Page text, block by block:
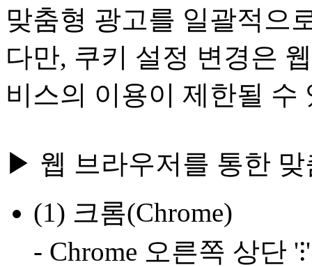
맞춤형 광고를 일괄적으
다만, 쿠키 설정 변경은
비스의 이용이 제한될 수
▶ 웹 브라우저를 통한
(1) 크롬(Chrome)
- Chrome 오른쪽 상단